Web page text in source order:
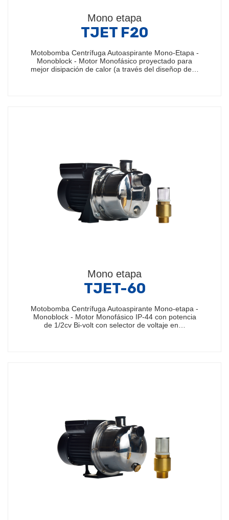
Mono etapa
TJET F20
Motobomba Centrífuga Autoaspirante Mono-Etapa -
Monoblock - Motor Monofásico proyectado para
mejor disipación de calor (a través del diseñop de…
Mono etapa
TJET-60
Motobomba Centrífuga Autoaspirante Mono-etapa -
Monoblock - Motor Monofásico IP-44 con potencia
de 1/2cv Bi-volt con selector de voltaje en…